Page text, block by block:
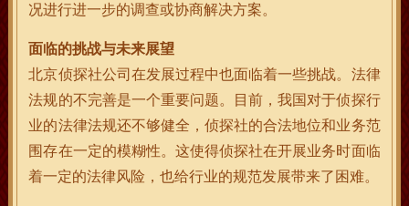
况进行进一步的调查或协商解决方案。
面临的挑战与未来展望
北京侦探社公司在发展过程中也面临着一些挑战。法律
法规的不完善是一个重要问题。目前，我国对于侦探行
业的法律法规还不够健全，侦探社的合法地位和业务范
围存在一定的模糊性。这使得侦探社在开展业务时面临
着一定的法律风险，也给行业的规范发展带来了困难。